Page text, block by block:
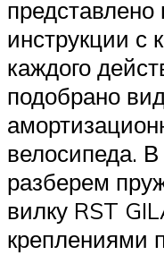
инструкции с
каждого
подобрано
велосипеда.
разберем
вилку RST
креплениями